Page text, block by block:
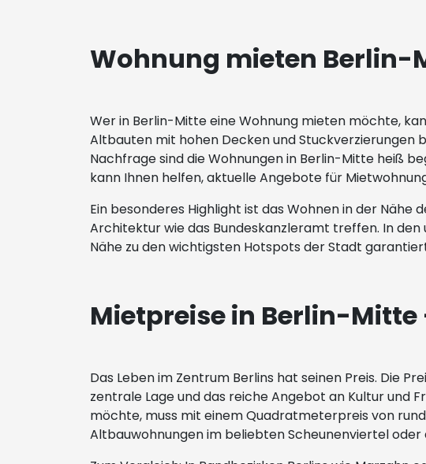
Wohnung mieten Berlin-
Wer in Berlin-Mitte eine Wohnung mieten möchte,
Altbauten mit hohen Decken und Stuckverzierungen
Nachfrage sind die Wohnungen in Berlin-Mitte heiß
kann Ihnen helfen, aktuelle Angebote für
Ein besonderes Highlight ist das Wohnen in der
Architektur wie das Bundeskanzleramt treffen. In
Nähe zu den wichtigsten Hotspots der Stadt
Mietpreise in Berlin-Mitte
Das Leben im Zentrum Berlins hat seinen Preis. Die
zentrale Lage und das reiche Angebot an Kultur und
möchte, muss mit einem Quadratmeterpreis von
Altbauwohnungen im beliebten Scheunenviertel